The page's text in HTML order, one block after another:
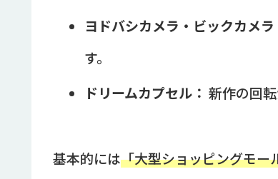
ヨドバシカメラ・ビックカメラ
す。
ドリームカプセル： 新作の回
基本的には「大型ショッピングモー